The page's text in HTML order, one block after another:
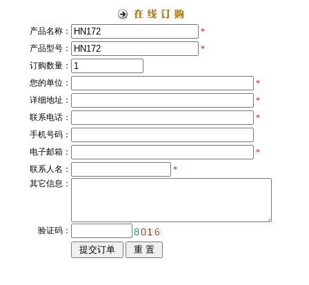
产品名称：
*
产品型号：
*
订购数量：
您的单位：
*
详细地址：
*
联系电话：
*
手机号码：
电子邮箱：
*
联系人名：
*
其它信息：
验证码：